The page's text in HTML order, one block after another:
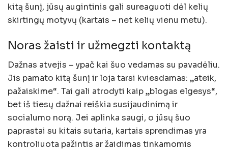
kitą šunį, jūsų augintinis gali sureaguoti dėl kelių
skirtingų motyvų (kartais – net kelių vienu metu).
Noras žaisti ir užmegzti kontaktą
Dažnas atvejis – ypač kai šuo vedamas su pavadėliu.
Jis pamato kitą šunį ir loja tarsi kviesdamas: „ateik,
pažaiskime“. Tai gali atrodyti kaip „blogas elgesys“,
bet iš tiesų dažnai reiškia susijaudinimą ir
socialumo norą. Jei aplinka saugi, o jūsų šuo
paprastai su kitais sutaria, kartais sprendimas yra
kontroliuota pažintis ar žaidimas tinkamomis